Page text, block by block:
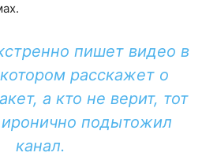
пишет видео в
расскажет о
а кто не верит, тот
иронично подытожил
канал.